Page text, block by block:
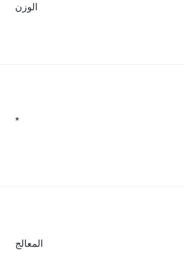
الوزن
*
المعالج